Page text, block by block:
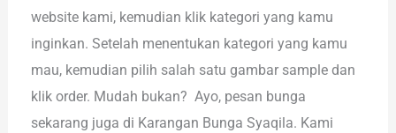
website kami, kemudian klik kategori yang kamu
inginkan. Setelah menentukan kategori yang kamu
mau, kemudian pilih salah satu gambar sample dan
klik order. Mudah bukan? Ayo, pesan bunga
sekarang juga di Karangan Bunga Syaqila. Kami